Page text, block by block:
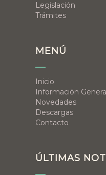
Legislación
Trámites
MENÚ
Inicio
Información
Novedades
Descargas
Contacto
ÚLTIMAS